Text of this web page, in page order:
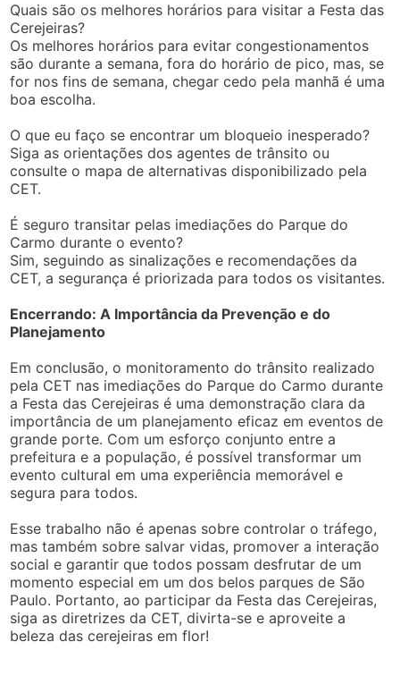
Quais são os melhores horários para visitar a Festa das
Cerejeiras?
Os melhores horários para evitar congestionamentos
são durante a semana, fora do horário de pico, mas, se
for nos fins de semana, chegar cedo pela manhã é uma
boa escolha.
O que eu faço se encontrar um bloqueio inesperado?
Siga as orientações dos agentes de trânsito ou
consulte o mapa de alternativas disponibilizado pela
CET.
É seguro transitar pelas imediações do Parque do
Carmo durante o evento?
Sim, seguindo as sinalizações e recomendações da
CET, a segurança é priorizada para todos os visitantes.
Encerrando: A Importância da Prevenção e do
Planejamento
Em conclusão, o monitoramento do trânsito realizado
pela CET nas imediações do Parque do Carmo durante
a Festa das Cerejeiras é uma demonstração clara da
importância de um planejamento eficaz em eventos de
grande porte. Com um esforço conjunto entre a
prefeitura e a população, é possível transformar um
evento cultural em uma experiência memorável e
segura para todos.
Esse trabalho não é apenas sobre controlar o tráfego,
mas também sobre salvar vidas, promover a interação
social e garantir que todos possam desfrutar de um
momento especial em um dos belos parques de São
Paulo. Portanto, ao participar da Festa das Cerejeiras,
siga as diretrizes da CET, divirta-se e aproveite a
beleza das cerejeiras em flor!